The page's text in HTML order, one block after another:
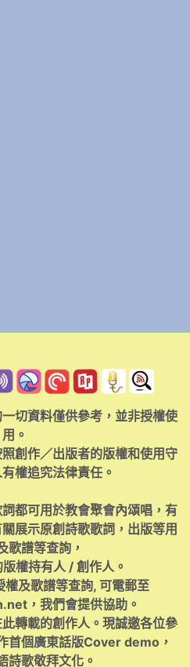
切資料僅供參考，並非授權使
用。
創作／出版者的版權和使用守
權追究法律責任。
都可用於教會聚會內頌唱，有
展示原創詩歌歌詞，出版等用
歌譜等查詢，
權持有人 / 創作人。
及歌譜等查詢, 可電郵至
，我們會提供協助。
轉載的創作人。現誠邀各位參
首個廣東話版Cover demo，
詩歌敬拜文化。